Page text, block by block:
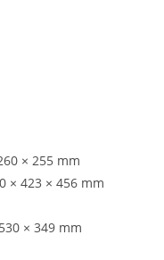
× 255 mm
× 423 × 456 mm
× 349 mm